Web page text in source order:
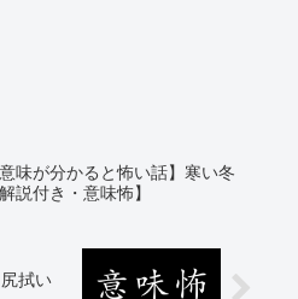
意味が分かると怖い話】寒い冬
解説付き・意味怖】
拭い